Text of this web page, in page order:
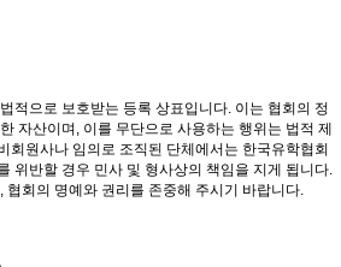
적으로 보호받는 등록 상표입니다. 이는 협회의 정
자산이며, 이를 무단으로 사용하는 행위는 법적 제
회원사나 임의로 조직된 단체에서는 한국유학협회
위반할 경우 민사 및 형사상의 책임을 지게 됩니다.
협회의 명예와 권리를 존중해 주시기 바랍니다.